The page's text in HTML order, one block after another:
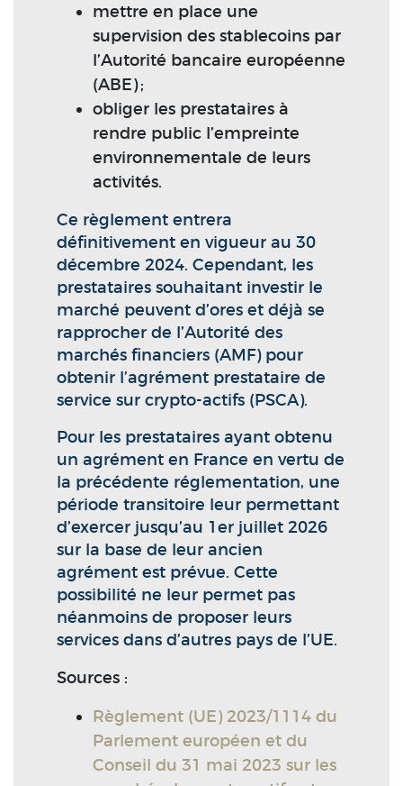
mettre en place une
supervision des stablecoins par
l’Autorité bancaire européenne
(ABE) ;
obliger les prestataires à
rendre public l’empreinte
environnementale de leurs
activités.
Ce règlement entrera
définitivement en vigueur au 30
décembre 2024. Cependant, les
prestataires souhaitant investir le
marché peuvent d’ores et déjà se
rapprocher de l’Autorité des
marchés financiers (AMF) pour
obtenir l’agrément prestataire de
service sur crypto-actifs (PSCA).
Pour les prestataires ayant obtenu
un agrément en France en vertu de
la précédente réglementation, une
période transitoire leur permettant
d’exercer jusqu’au 1er juillet 2026
sur la base de leur ancien
agrément est prévue. Cette
possibilité ne leur permet pas
néanmoins de proposer leurs
services dans d’autres pays de l’UE.
Sources :
Règlement (UE) 2023/1114 du
Parlement européen et du
Conseil du 31 mai 2023 sur les